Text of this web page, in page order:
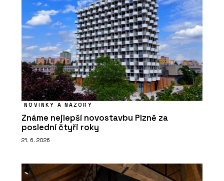
NOVINKY A NÁZORY
Známe nejlepší novostavbu Plzně za
poslední čtyři roky
21. 6. 2026